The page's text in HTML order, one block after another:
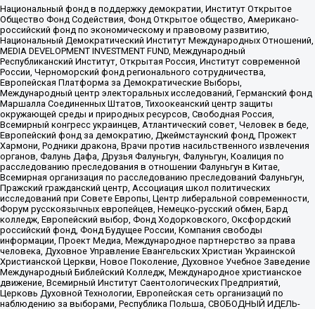
Национальный фонд в поддержку демократии, Институт Открытое
Общество Фонд Содействия, Фонд Открытое общество, Американо-
российский фонд по экономическому и правовому развитию,
Национальный Демократический Институт Международных Отношений,
MEDIA DEVELOPMENT INVESTMENT FUND, Международный
Республиканский Институт, Открытая Россия, Институт современной
России, Черноморский фонд регионального сотрудничества,
Европейская Платформа за Демократические Выборы,
Международный центр электоральных исследований, Германский фонд
Маршалла Соединенных Штатов, Тихоокеанский центр защиты
окружающей среды и природных ресурсов, Свободная Россия,
Всемирный конгресс украинцев, Атлантический совет, Человек в беде,
Европейский фонд за демократию, Джеймстаунский фонд, Прожект
Хармони, Родники дракона, Врачи против насильственного извлечения
органов, Фалунь Дафа, Друзья Фалуньгун, Фалуньгун, Коалиция по
расследованию преследования в отношении Фалуньгун в Китае,
Всемирная организация по расследованию преследований Фалуньгун,
Пражский гражданский центр, Ассоциация школ политических
исследований при Совете Европы, Центр либеральной современности,
Форум русскоязычных европейцев, Немецко-русский обмен, Бард
колледж, Европейский выбор, Фонд Ходорковского, Оксфордский
российский фонд, Фонд Будущее России, Компания свободы
информации, Проект Медиа, Международное партнерство за права
человека, Духовное Управление Евангельских Христиан Украинской
Христианской Церкви, Новое Поколение, Духовное Учебное Заведение
Международный Библейский Колледж, Международное христианское
движение, Всемирный Институт Саентологических Предприятий,
Церковь Духовной Технологии, Европейская сеть организаций по
наблюдению за выборами, Республика Польша, СВОБОДНЫЙ ИДЕЛЬ-